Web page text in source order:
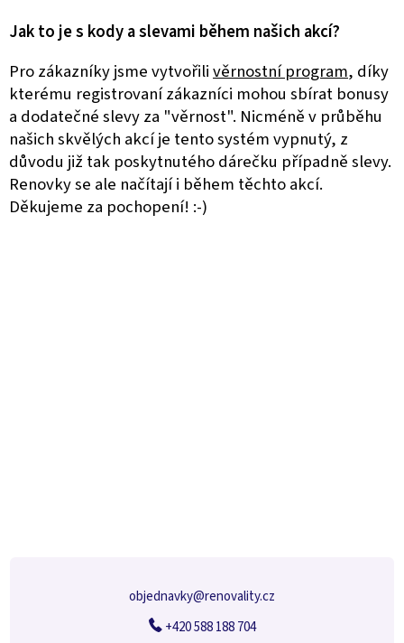
Jak to je s kody a slevami během našich akcí?
Pro zákazníky jsme vytvořilivěrnostní program, díky
kterému registrovaní zákazníci mohou sbírat bonusy
a dodatečné slevy za "věrnost". Nicméně v průběhu
našich skvělých akcí je tento systém vypnutý, z
důvodu již tak poskytnutého dárečku případně slevy.
Renovky se ale načítají i během těchto akcí.
Děkujeme za pochopení! :-)
objednavky@renovality.cz
+420 588 188 704